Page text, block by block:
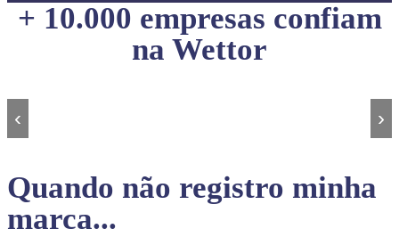
+ 10.000 empresas confiam
na Wettor
‹ ›
Quando não registro minha
marca...